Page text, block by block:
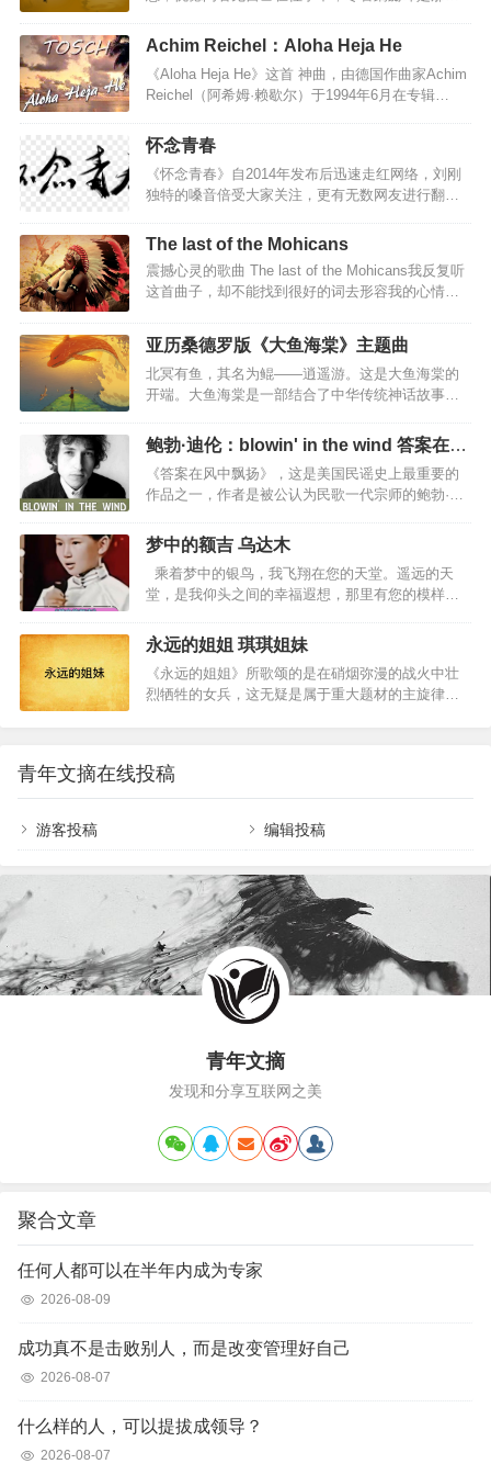
匆闪过的瞬间用心灵的特技拍摄下来，轻轻把缕缕
片段小心收藏，精心剪辑不经意间触摸，却洒落了
一地的思绪。往事如酒，用时间特有的工艺制成浓
厚香醇的回忆，点点滴滴细细品味其精致，布满心
房慵懒自己心情，任醉意在旋律中弥漫…
Achim Reichel：Aloha Heja He
《Aloha Heja He》这首 神曲，由德国作曲家Achim
Reichel（阿希姆·赖歇尔）于1994年6月在专辑
般的质感，为听众带来了一场完美的听觉盛宴。
《Aloha Heja He》这首神曲，如同一个魔力四溢的
咒语，在众多网友的推荐下广受喜爱。其激昂的节
奏与金属般的质感，让人难以抗拒，仿佛深海中的
宝藏，吸引着每一个寻求音乐之美的灵魂。它不仅
是一首充满正能量的水手之歌，更像一艘载着梦想
的航船，在音乐的海洋中乘风破浪，引…
怀念青春
《怀念青春》自2014年发布后迅速走红网络，刘刚
独特的嗓音倍受大家关注，更有无数网友进行翻唱
磨，最终《怀念青春》扎心版也正式上线。与老版
首歌曲在情绪上做了收敛，刚强中抒发出的柔情气
息代替了原有的宣泄感，张弛有度的情感表达更彰
显了对于青春的怀念。《怀念青春 (扎心版)》歌
词：那时的我们拥有没有污染过的清晨嘀嘀嗒嗒的
的眼神牵手走过无人山岗想时间再慢几分怀念啊我
们的青春啊…
The last of the Mohicans
震撼心灵的歌曲 The last of the Mohicans我反复听
这首曲子，却不能找到很好的词去形容我的心情，
之间，只有自己一个人。总有文字到不了的深处。
尤其是听到中间段，呐喊的时候，我听到的更多
是，这个民族的呐喊，这个民族的坚强，给我空前
的震撼。一个民族悲壮的呼声，最后的莫希干人，
亚历桑德罗版《大鱼海棠》主题曲
北冥有鱼，其名为鲲——逍遥游。这是大鱼海棠的
开端。大鱼海棠是一部结合了中华传统神话故事的
承，拥有自身独有的魅力，通过描述三位主人公的
故事，为观众展开一方磅礴绚丽的世界。所有活着
的人类，都是海里一条巨大的鱼；出生的时候他们
从海的此岸出发。他们的生命就像横越大海，有时
相遇，有时分开死的时候，他们便到了岸，各去各
的世界。亚历桑德罗中国巡演西安站的最后，为了
还穿透灵魂，何其悲凉，震撼心灵。…
鲍勃·迪伦：blowin' in the wind 答案在风
中飘扬
《答案在风中飘扬》，这是美国民谣史上最重要的
作品之一，作者是被公认为民歌一代宗师的鲍勃·迪
获得诺贝尔文学奖的获奖作品。虽然《答案在风中
飘扬》的时代背景是越战时期的美国社会，但是这
首歌的意境却可以说是「放诸四海而皆准」，同时
始终深受世界各地人们的喜爱。这并非一首简单的
娱乐之歌，这首歌正好迎合了当时的社会环境，诗
人在歌曲里吹响了时代嘹亮的号角。他站出来，提
至今日，我们依然能从作品里感受到属于那个年代
而又…
梦中的额吉 乌达木
乘着梦中的银鸟，我飞翔在您的天堂。遥远的天
堂，是我仰头之间的幸福遐想，那里有您的模样，
您微笑的赞许，感觉您就在天堂注视我的目光。每
一次，想您，我都会用歌声传达，您说，喜欢我唱
歌的模样，喜欢我歌声中对爱的回肠，亲爱的额
吉！当我想您，我就会在梦中寻觅您的身影，那遥
回味那过去幸福的时光。 幸福的笑容，暖暖的话
语，曾经在我们家回荡，让…
永远的姐姐 琪琪姐妹
《永远的姐姐》所歌颂的是在硝烟弥漫的战火中壮
烈牺牲的女兵，这无疑是属于重大题材的主旋律作
化、人性化的娓娓倾诉深情而动人，它大大拉近了
歌颂对象同听众之间的距离——此时的英雄不再是
遥远的，而是亲近的；不再是虚浮空泛的，而是真
实可感、似在眼前的。应当承认，作者从姐姐”的角
一声姐姐虽然我们不在同一个年代/可你的年龄只大
我一点…
青年文摘在线投稿
游客投稿 编辑投稿
青年文摘
发现和分享互联网之美
聚合文章
任何人都可以在半年内成为专家
2026-08-09
成功真不是击败别人，而是改变管理好自己
2026-08-07
什么样的人，可以提拔成领导？
2026-08-07